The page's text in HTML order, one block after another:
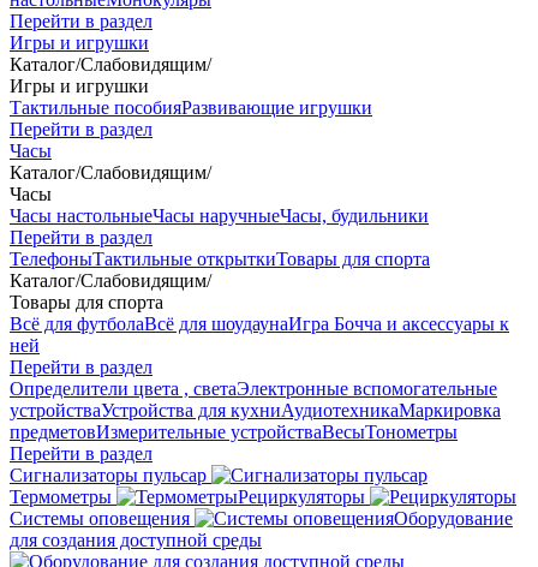
Перейти в раздел
Игры и игрушки
Каталог/Слабовидящим/
Игры и игрушки
Тактильные пособияРазвивающие игрушки
Перейти в раздел
Часы
Каталог/Слабовидящим/
Часы
Часы настольныеЧасы наручныеЧасы, будильники
Перейти в раздел
ТелефоныТактильные открыткиТовары для спорта
Каталог/Слабовидящим/
Товары для спорта
Всё для футболаВсё для шоудаунаИгра Бочча и аксессуары к
ней
Перейти в раздел
Определители цвета , светаЭлектронные вспомогательные
устройстваУстройства для кухниАудиотехникаМаркировка
предметовИзмерительные устройстваВесыТонометры
Перейти в раздел
Сигнализаторы пульсар
Термометры
Рециркуляторы
Cистемы оповещения
Оборудование
для создания доступной среды